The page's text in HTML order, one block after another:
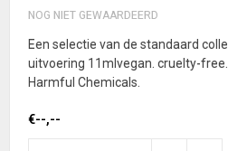
NOG NIET GEWAARDEERD
Een selectie van de standaard
uitvoering 11mlvegan. cruelty-
Harmful Chemicals.
€--,--